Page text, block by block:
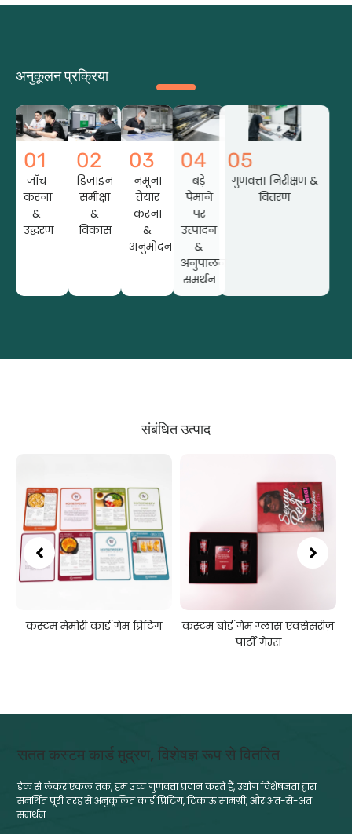
अनुकूलन प्रक्रिया
01
जाँच
करना
&
उद्धरण
02
डिज़ाइन
समीक्षा
&
विकास
03
नमूना
तैयार
करना
&
अनुमोदन
04
बड़े
पैमाने
पर
उत्पादन
&
अनुपालन
समर्थन
05
गुणवत्ता निरीक्षण &
वितरण
संबंधित उत्पाद
कस्टम मेमोरी कार्ड गेम प्रिंटिंग
कस्टम बोर्ड गेम ग्लास एक्सेसरीज़
पार्टी गेम्स
सतत कस्टम कार्ड मुद्रण, विशेषज्ञ रूप से वितरित
डेक से लेकर एकल तक, हम उच्च गुणवत्ता प्रदान करते हैं, उद्योग विशेषज्ञता द्वारा
समर्थित पूरी तरह से अनुकूलित कार्ड प्रिंटिंग, टिकाऊ सामग्री, और अंत-से-अंत
समर्थन.